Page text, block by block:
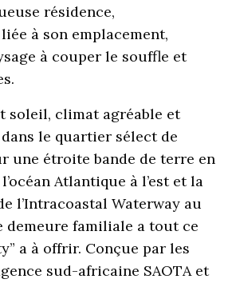
résidence,
à son emplacement,
à couper le souffle et
soleil, climat agréable et
le quartier sélect de
une étroite bande de terre en
Atlantique à l’est et la
l’Intracoastal Waterway au
demeure familiale a tout ce
a à offrir. Conçue par les
sud-africaine SAOTA et